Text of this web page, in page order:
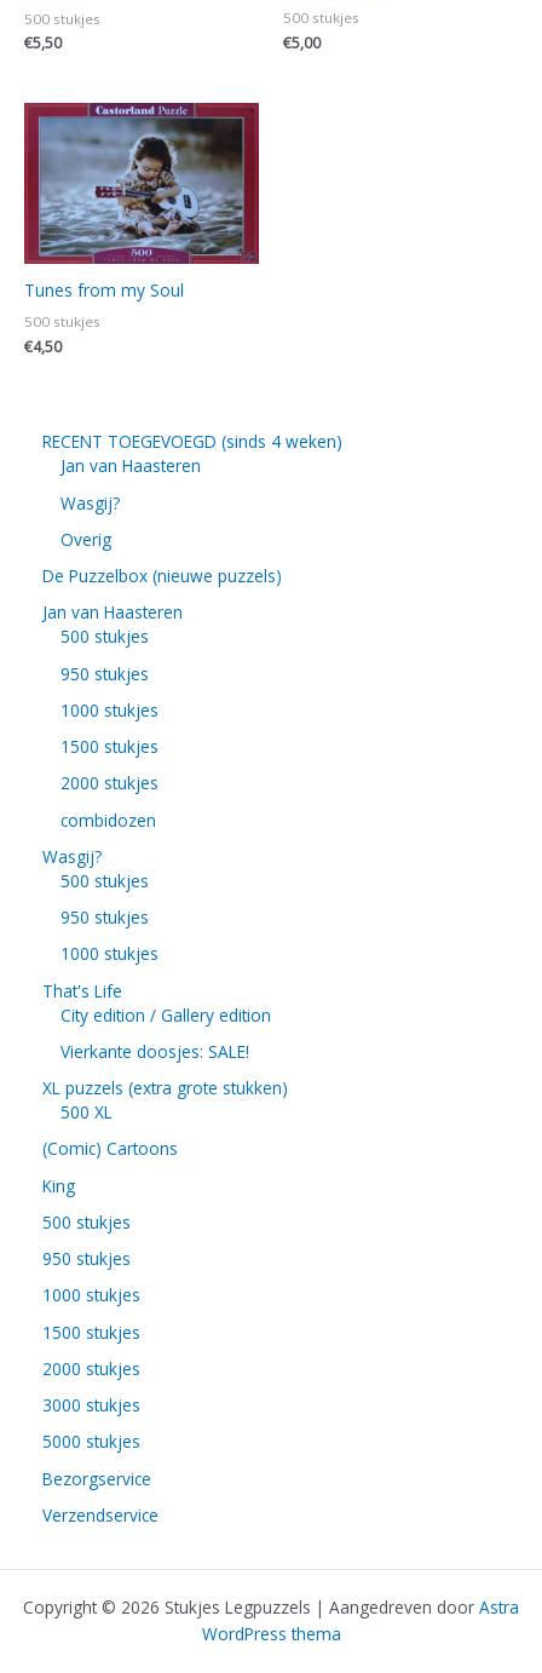
500 stukjes
€5,50
500 stukjes
€5,00
Tunes from my Soul
500 stukjes
€4,50
RECENT TOEGEVOEGD (sinds 4 weken)
Jan van Haasteren
Wasgij?
Overig
De Puzzelbox (nieuwe puzzels)
Jan van Haasteren
500 stukjes
950 stukjes
1000 stukjes
1500 stukjes
2000 stukjes
combidozen
Wasgij?
500 stukjes
950 stukjes
1000 stukjes
That's Life
City edition / Gallery edition
Vierkante doosjes: SALE!
XL puzzels (extra grote stukken)
500 XL
(Comic) Cartoons
King
500 stukjes
950 stukjes
1000 stukjes
1500 stukjes
2000 stukjes
3000 stukjes
5000 stukjes
Bezorgservice
Verzendservice
Copyright © 2026 Stukjes Legpuzzels | Aangedreven door Astra
WordPress thema